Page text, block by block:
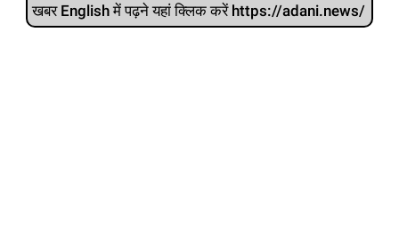
खबर English में पढ़ने यहां क्लिक करें https://adani.news/